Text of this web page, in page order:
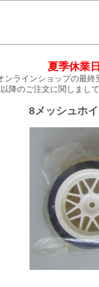
夏季休業
ンラインショップの最終
降のご注文に関しまし
8メッシュホ